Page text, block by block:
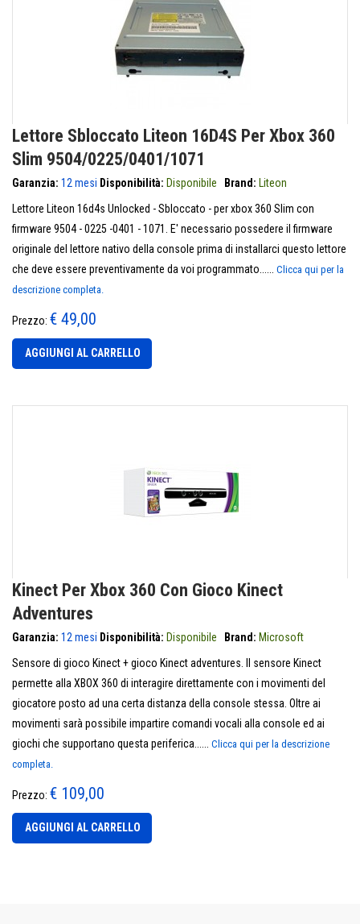
Lettore Sbloccato Liteon 16D4S Per Xbox 360
Slim 9504/0225/0401/1071
Garanzia: 12 mesi Disponibilità: Disponibile Brand: Liteon
Lettore Liteon 16d4s Unlocked - Sbloccato - per xbox 360 Slim con
firmware 9504 - 0225 -0401 - 1071. E' necessario possedere il firmware
originale del lettore nativo della console prima di installarci questo lettore
che deve essere preventivamente da voi programmato...... Clicca qui per la
descrizione completa.
Prezzo: € 49,00
AGGIUNGI AL CARRELLO
Kinect Per Xbox 360 Con Gioco Kinect
Adventures
Garanzia: 12 mesi Disponibilità: Disponibile Brand: Microsoft
Sensore di gioco Kinect + gioco Kinect adventures. Il sensore Kinect
permette alla XBOX 360 di interagire direttamente con i movimenti del
giocatore posto ad una certa distanza della console stessa. Oltre ai
movimenti sarà possibile impartire comandi vocali alla console ed ai
giochi che supportano questa periferica...... Clicca qui per la descrizione
completa.
Prezzo: € 109,00
AGGIUNGI AL CARRELLO